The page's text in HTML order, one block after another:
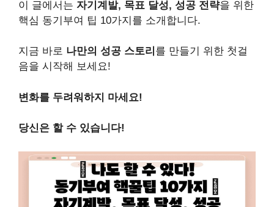
이 글에서는 자기계발, 목표 달성, 성공 전략을 위한
핵심 동기부여 팁 10가지를 소개합니다.
지금 바로 나만의 성공 스토리 를 만들기 위한 첫걸
음을 시작해 보세요!
변화를 두려워하지 마세요!
당신은 할 수 있습니다!